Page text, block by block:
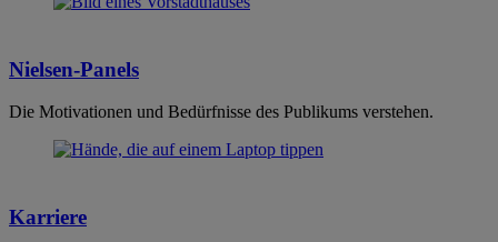
Nielsen-Panels
Die Motivationen und Bedürfnisse des Publikums verstehen.
Karriere